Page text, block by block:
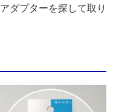
ダプターを探して取り